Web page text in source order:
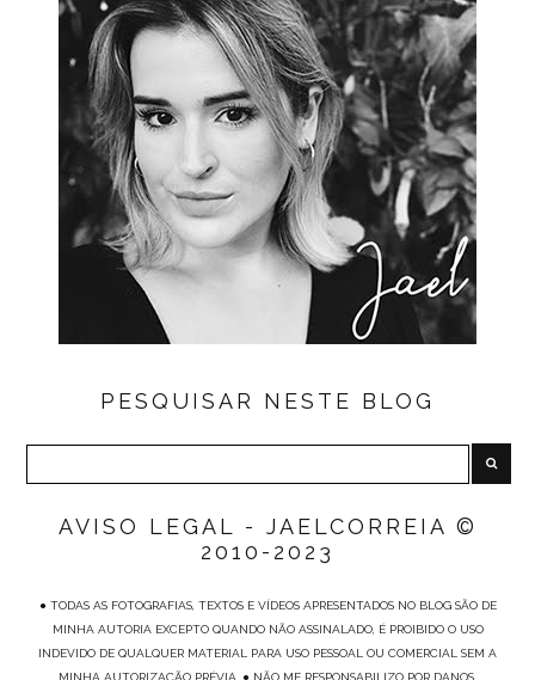
PESQUISAR NESTE BLOG
AVISO LEGAL - JAELCORREIA ©
2010-2023
● TODAS AS FOTOGRAFIAS, TEXTOS E VÍDEOS APRESENTADOS NO BLOG SÃO DE
MINHA AUTORIA EXCEPTO QUANDO NÃO ASSINALADO, É PROIBIDO O USO
INDEVIDO DE QUALQUER MATERIAL PARA USO PESSOAL OU COMERCIAL SEM A
MINHA AUTORIZAÇÃO PRÉVIA. ● NÃO ME RESPONSABILIZO POR DANOS,